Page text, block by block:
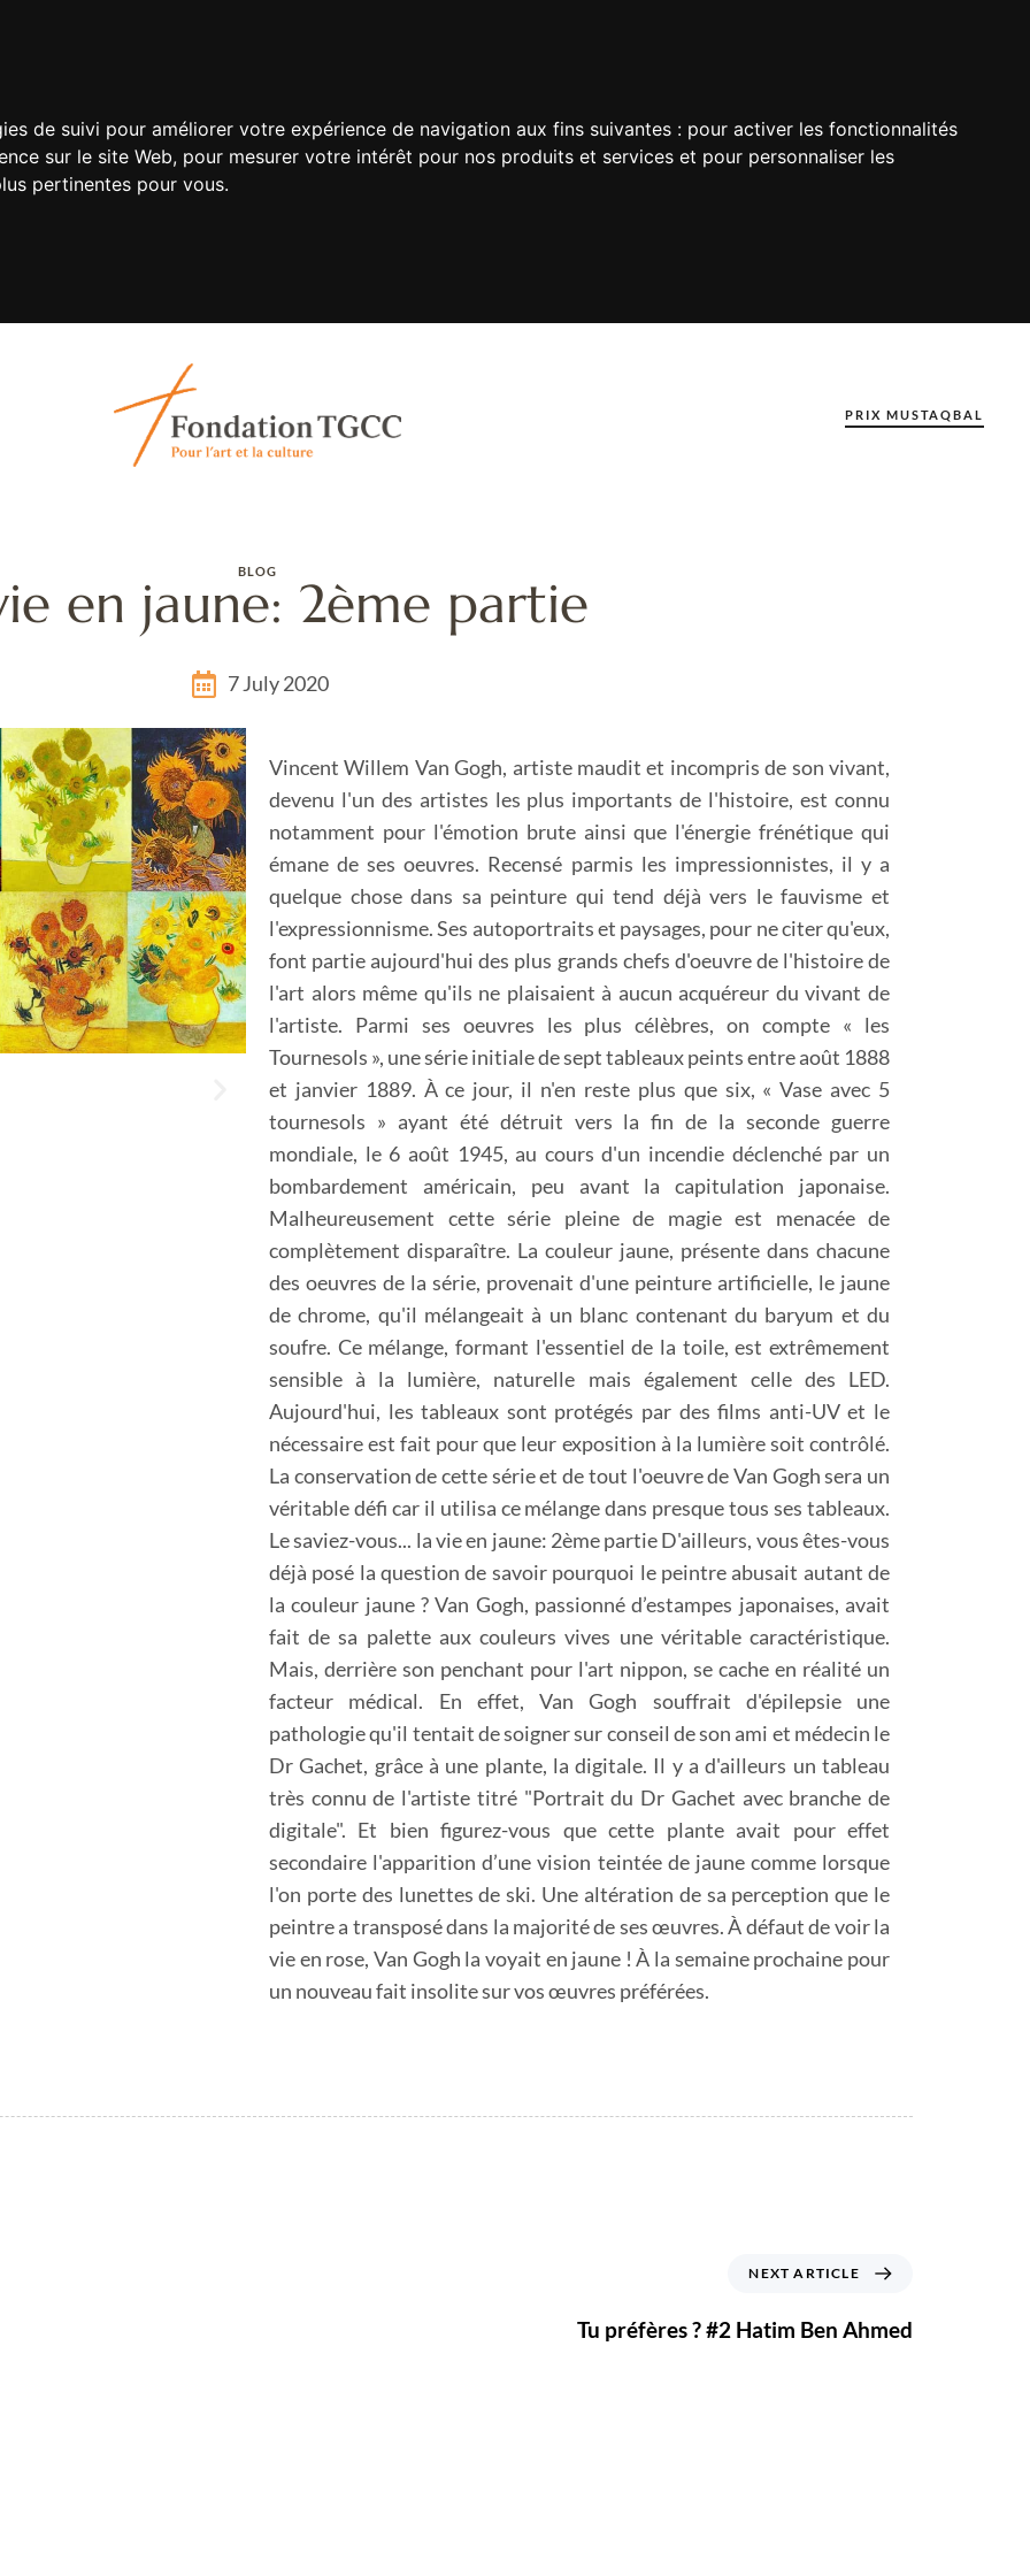
de suivi pour améliorer votre expérience de navigation aux fins suivantes : pour activer les fonctionnalités
sur le site Web, pour mesurer votre intérêt pour nos produits et services et pour personnaliser les
pertinentes pour vous.
PRIX MUSTAQBAL
BLOG
en jaune: 2ème partie
7 July 2020
Vincent Willem Van Gogh, artiste maudit et incompris de son vivant,
devenu l'un des artistes les plus importants de l'histoire, est connu
notamment pour l'émotion brute ainsi que l'énergie frénétique qui
émane de ses oeuvres. Recensé parmis les impressionnistes, il y a
quelque chose dans sa peinture qui tend déjà vers le fauvisme et
l'expressionnisme. Ses autoportraits et paysages, pour ne citer qu'eux,
font partie aujourd'hui des plus grands chefs d'oeuvre de l'histoire de
l'art alors même qu'ils ne plaisaient à aucun acquéreur du vivant de
l'artiste. Parmi ses oeuvres les plus célèbres, on compte « les
Tournesols », une série initiale de sept tableaux peints entre août 1888
et janvier 1889. À ce jour, il n'en reste plus que six, « Vase avec 5
tournesols » ayant été détruit vers la fin de la seconde guerre
mondiale, le 6 août 1945, au cours d'un incendie déclenché par un
bombardement américain, peu avant la capitulation japonaise.
Malheureusement cette série pleine de magie est menacée de
complètement disparaître. La couleur jaune, présente dans chacune
des oeuvres de la série, provenait d'une peinture artificielle, le jaune
de chrome, qu'il mélangeait à un blanc contenant du baryum et du
soufre. Ce mélange, formant l'essentiel de la toile, est extrêmement
sensible à la lumière, naturelle mais également celle des LED.
Aujourd'hui, les tableaux sont protégés par des films anti-UV et le
nécessaire est fait pour que leur exposition à la lumière soit contrôlé.
La conservation de cette série et de tout l'oeuvre de Van Gogh sera un
véritable défi car il utilisa ce mélange dans presque tous ses tableaux.
Le saviez-vous... la vie en jaune: 2ème partie D'ailleurs, vous êtes-vous
déjà posé la question de savoir pourquoi le peintre abusait autant de
la couleur jaune ? Van Gogh, passionné d’estampes japonaises, avait
fait de sa palette aux couleurs vives une véritable caractéristique.
Mais, derrière son penchant pour l'art nippon, se cache en réalité un
facteur médical. En effet, Van Gogh souffrait d'épilepsie une
pathologie qu'il tentait de soigner sur conseil de son ami et médecin le
Dr Gachet, grâce à une plante, la digitale. Il y a d'ailleurs un tableau
très connu de l'artiste titré "Portrait du Dr Gachet avec branche de
digitale". Et bien figurez-vous que cette plante avait pour effet
secondaire l'apparition d’une vision teintée de jaune comme lorsque
l'on porte des lunettes de ski. Une altération de sa perception que le
peintre a transposé dans la majorité de ses œuvres. À défaut de voir la
vie en rose, Van Gogh la voyait en jaune ! À la semaine prochaine pour
un nouveau fait insolite sur vos œuvres préférées.
NEXT ARTICLE
Tu préfères ? #2 Hatim Ben Ahmed